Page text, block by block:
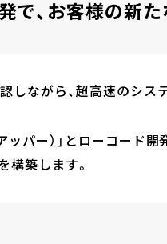
で、お客様の新
ながら、超高速のシス
パー）」とローコード開
構築します。